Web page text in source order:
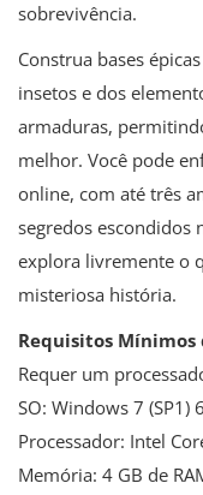
sobrevivência.
Construa bases
insetos e dos
armaduras,
melhor. Você pode
online, com até três
segredos escondidos
explora livremente o
misteriosa história.
Requisitos Mínimos
Requer um
SO: Windows 7 (SP1)
Processador: Intel
Memória: 4 GB de